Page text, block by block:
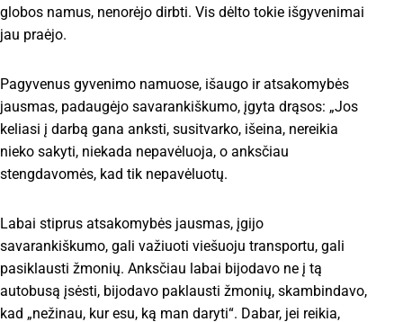
globos namus, nenorėjo dirbti. Vis dėlto tokie išgyvenimai
jau praėjo.
Pagyvenus gyvenimo namuose, išaugo ir atsakomybės
jausmas, padaugėjo savarankiškumo, įgyta drąsos: „Jos
keliasi į darbą gana anksti, susitvarko, išeina, nereikia
nieko sakyti, niekada nepavėluoja, o anksčiau
stengdavomės, kad tik nepavėluotų.
Labai stiprus atsakomybės jausmas, įgijo
savarankiškumo, gali važiuoti viešuoju transportu, gali
pasiklausti žmonių. Anksčiau labai bijodavo ne į tą
autobusą įsėsti, bijodavo paklausti žmonių, skambindavo,
kad „nežinau, kur esu, ką man daryti“. Dabar, jei reikia,